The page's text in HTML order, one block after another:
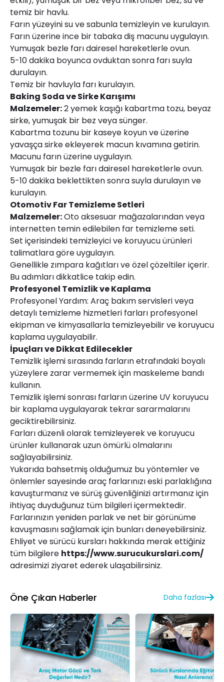
temiz bir havlu.
Farın yüzeyini su ve sabunla temizleyin ve kurulayın.
Farın üzerine ince bir tabaka diş macunu uygulayın.
Yumuşak bezle farı dairesel hareketlerle ovun.
5-10 dakika boyunca ovduktan sonra farı suyla
durulayın.
Temiz bir havluyla farı kurulayın.
Baking Soda ve Sirke Karışımı
Malzemeler:2 yemek kaşığı kabartma tozu, beyaz
sirke, yumuşak bir bez veya sünger.
Kabartma tozunu bir kaseye koyun ve üzerine
yavaşça sirke ekleyerek macun kıvamına getirin.
Macunu farın üzerine uygulayın.
Yumuşak bir bezle farı dairesel hareketlerle ovun.
5-10 dakika beklettikten sonra suyla durulayın ve
kurulayın.
Otomotiv Far Temizleme Setleri
Malzemeler:Oto aksesuar mağazalarından veya
internetten temin edilebilen far temizleme seti.
Set içerisindeki temizleyici ve koruyucu ürünleri
talimatlara göre uygulayın.
Genellikle zımpara kağıtları ve özel çözeltiler içerir.
Bu adımları dikkatlice takip edin.
Profesyonel Temizlik ve Kaplama
Profesyonel Yardım: Araç bakım servisleri veya
detaylı temizleme hizmetleri farları profesyonel
ekipman ve kimyasallarla temizleyebilir ve koruyucu
kaplama uygulayabilir.
İpuçları ve Dikkat Edilecekler
Temizlik işlemi sırasında farların etrafındaki boyalı
yüzeylere zarar vermemek için maskeleme bandı
kullanın.
Temizlik işlemi sonrası farların üzerine UV koruyucu
bir kaplama uygulayarak tekrar sararmalarını
geciktirebilirsiniz.
Farları düzenli olarak temizleyerek ve koruyucu
ürünler kullanarak uzun ömürlü olmalarını
sağlayabilirsiniz.
Yukarıda bahsetmiş olduğumuz bu yöntemler ve
önlemler sayesinde araç farlarınızı eski parlaklığına
kavuşturmanız ve sürüş güvenliğinizi artırmanız için
ihtiyaç duyduğunuz tüm bilgileri içermektedir.
Farlarınızın yeniden parlak ve net bir görünüme
kavuşmasını sağlamak için bunları deneyebilirsiniz.
Ehliyet ve sürücü kursları hakkında merak ettiğiniz
tüm bilgilere https://www.surucukurslari.com/
adresimizi ziyaret ederek ulaşabilirsiniz.
Öne Çıkan Haberler Daha fazlası